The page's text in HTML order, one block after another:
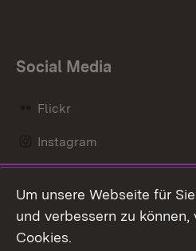
Social Media
Flickr
Instagram
Mastodon
Messenger
Um unsere Webseite für
und verbessern zu
Cookies.